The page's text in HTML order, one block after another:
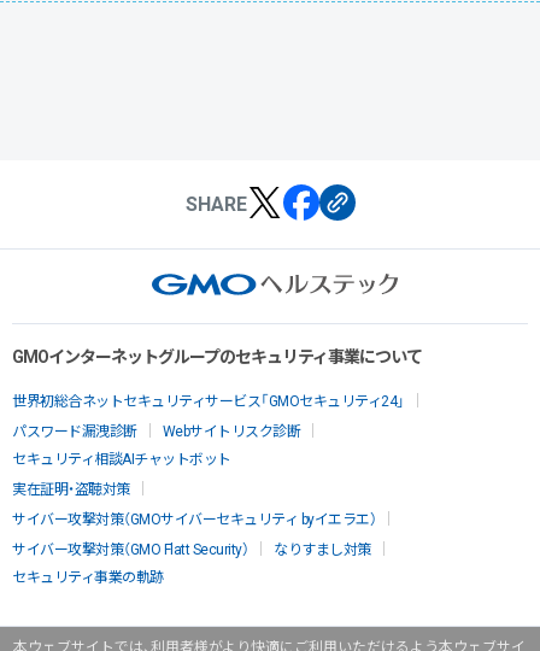
本ウェブサイトでは、利用者様がより快適にご利用いただけるよう本ウェブサイ
SHARE
GMOインターネットグループのセキュリティ事業について
世界初総合ネットセキュリティサービス「GMOセキュリティ24」
パスワード漏洩診断
Webサイトリスク診断
セキュリティ相談AIチャットボット
実在証明・盗聴対策
サイバー攻撃対策（GMOサイバーセキュリティ byイエラエ）
サイバー攻撃対策（GMO Flatt Security）
なりすまし対策
セキュリティ事業の軌跡